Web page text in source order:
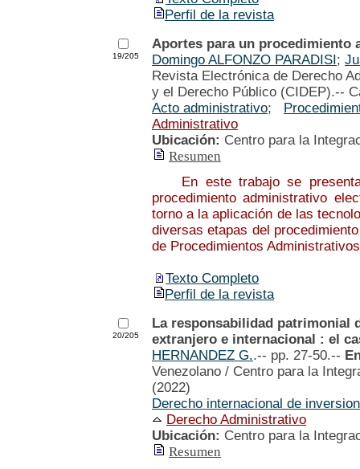
Perfil de la revista
19/205
Aportes para un procedimiento
Domingo ALFONZO PARADISI;
Revista Electrónica de Derecho
y el Derecho Público (CIDEP).--
Acto administrativo;
Administrativo
Ubicación: Centro para la
Resumen
En este trabajo se
procedimiento administrativo
torno a la aplicación de las
diversas etapas del
de Procedimientos
Texto Completo
Perfil de la revista
20/205
La responsabilidad patrimonial
extranjero e internacional : el
HERNANDEZ G..-- pp. 27-50.--
Venezolano / Centro para la
(2022)
Derecho internacional de
Derecho Administrativo
Ubicación: Centro para la
Resumen